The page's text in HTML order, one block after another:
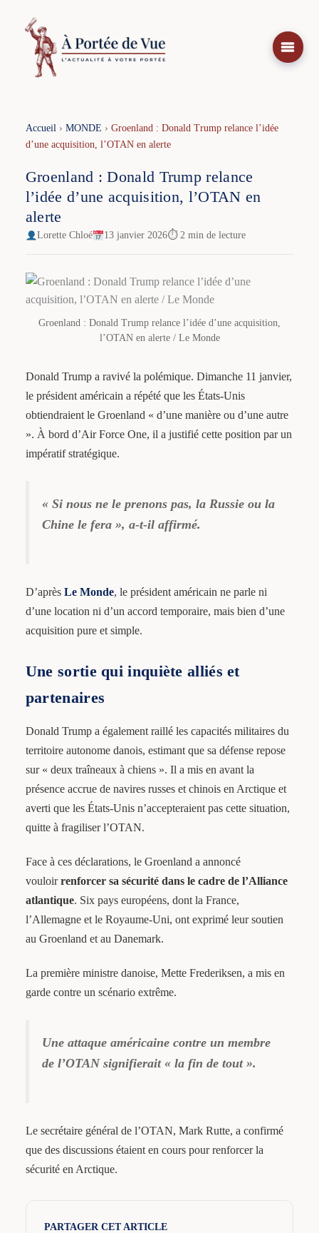
contenu
Accueil› MONDE › Groenland : Donald Trump relance l’idée
d’une acquisition, l’OTAN en alerte
Groenland : Donald Trump relance
l’idée d’une acquisition, l’OTAN en
alerte
Lorette Chloé 13 janvier 2026⏱ 2 min de lecture
Groenland : Donald Trump relance l’idée d’une acquisition,
l’OTAN en alerte / Le Monde
Donald Trump a ravivé la polémique. Dimanche 11 janvier,
le président américain a répété que les États-Unis
obtiendraient le Groenland « d’une manière ou d’une autre
». À bord d’Air Force One, il a justifié cette position par un
impératif stratégique.
« Si nous ne le prenons pas, la Russie ou la
Chine le fera », a-t-il affirmé.
D’après Le Monde, le président américain ne parle ni
d’une location ni d’un accord temporaire, mais bien d’une
acquisition pure et simple.
Une sortie qui inquiète alliés et
partenaires
Donald Trump a également raillé les capacités militaires du
territoire autonome danois, estimant que sa défense repose
sur « deux traîneaux à chiens ». Il a mis en avant la
présence accrue de navires russes et chinois en Arctique et
averti que les États-Unis n’accepteraient pas cette situation,
quitte à fragiliser l’OTAN.
Face à ces déclarations, le Groenland a annoncé
vouloirrenforcer sa sécurité dans le cadre de l’Alliance
atlantique. Six pays européens, dont la France,
l’Allemagne et le Royaume-Uni, ont exprimé leur soutien
au Groenland et au Danemark.
La première ministre danoise, Mette Frederiksen, a mis en
garde contre un scénario extrême.
Une attaque américaine contre un membre
de l’OTAN signifierait « la fin de tout ».
Le secrétaire général de l’OTAN, Mark Rutte, a confirmé
que des discussions étaient en cours pour renforcer la
sécurité en Arctique.
PARTAGER CET ARTICLE